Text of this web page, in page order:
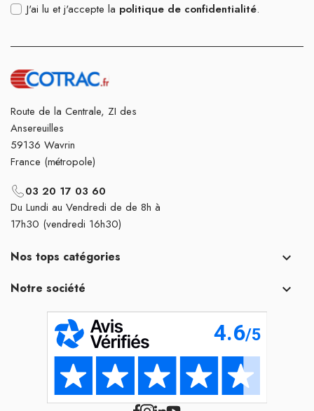
J'ai lu et j'accepte la politique de confidentialité.
Route de la Centrale, ZI des
Ansereuilles
59136 Wavrin
France (métropole)
03 20 17 03 60
Du Lundi au Vendredi de de 8h à
17h30 (vendredi 16h30)
Nos tops catégories 
Notre société 